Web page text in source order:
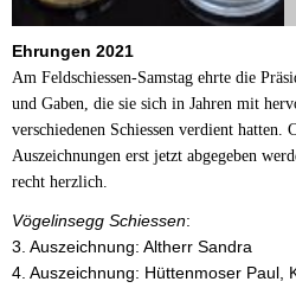
Ehrungen 2021
Am Feldschiessen-Samstag ehrte die
und Gaben, die sie sich in Jahren mit
verschiedenen Schiessen verdient hatten.
Auszeichnungen erst jetzt abgegeben
recht herzlich.
Vögelinsegg Schiessen:
3. Auszeichnung: Altherr Sandra
4. Auszeichnung: Hüttenmoser Paul,